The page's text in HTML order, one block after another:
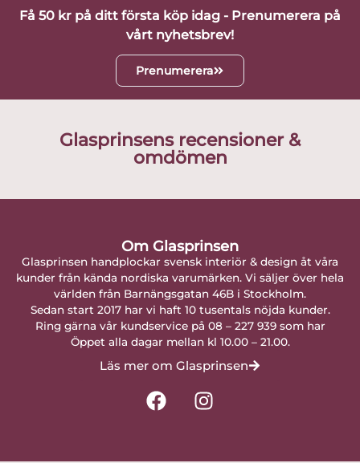
Få 50 kr på ditt första köp idag - Prenumerera på
vårt nyhetsbrev!
Prenumerera
Glasprinsens recensioner &
omdömen
Om Glasprinsen
Glasprinsen handplockar svensk interiör & design åt våra
kunder från kända nordiska varumärken. Vi säljer över hela
världen från Barnängsgatan 46B i Stockholm.
Sedan start 2017 har vi haft 10 tusentals nöjda kunder.
Ring gärna vår kundservice på 08 – 227 939 som har
Öppet alla dagar mellan kl 10.00 – 21.00.
Läs mer om Glasprinsen
F
a
I
n